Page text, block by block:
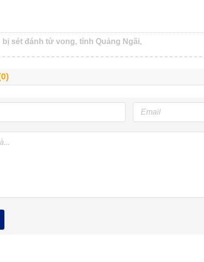
bị sét đánh tử vong, tỉnh Quảng Ngãi,